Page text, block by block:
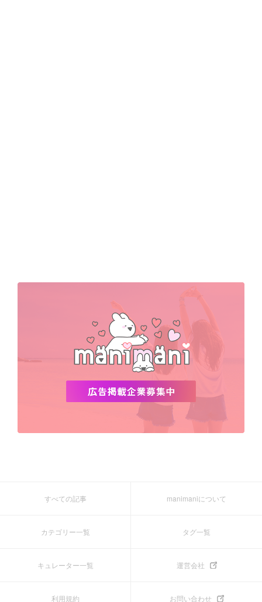
すべての記事 manimaniについて
カテゴリー一覧 タグ一覧
キュレーター一覧 運営会社
利用規約 お問い合わせ